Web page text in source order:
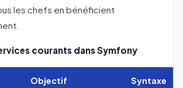
les chefs en bénéficient
courants dans Symfony
Objectif Syntaxe